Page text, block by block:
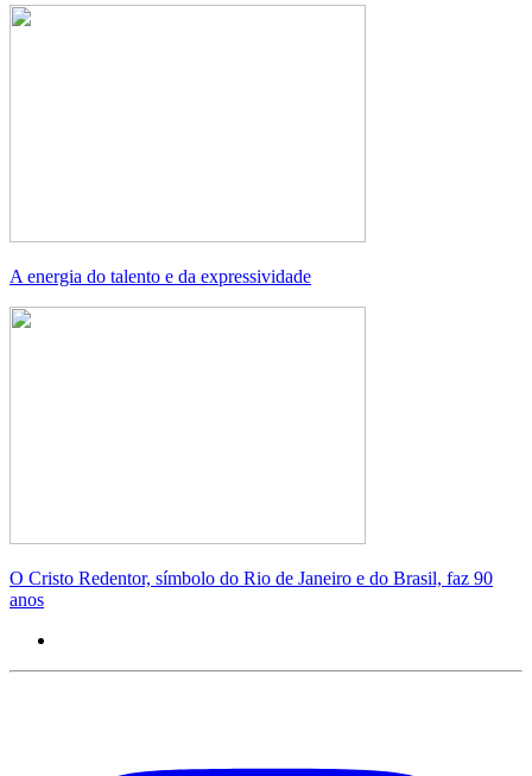
A energia do talento e da expressividade
O Cristo Redentor, símbolo do Rio de Janeiro e do Brasil, faz 90
anos